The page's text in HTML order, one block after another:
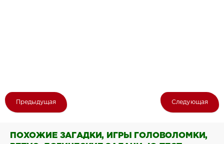
Предыдущая Следующая
ПОХОЖИЕ ЗАГАДКИ, ИГРЫ ГОЛОВОЛОМКИ,